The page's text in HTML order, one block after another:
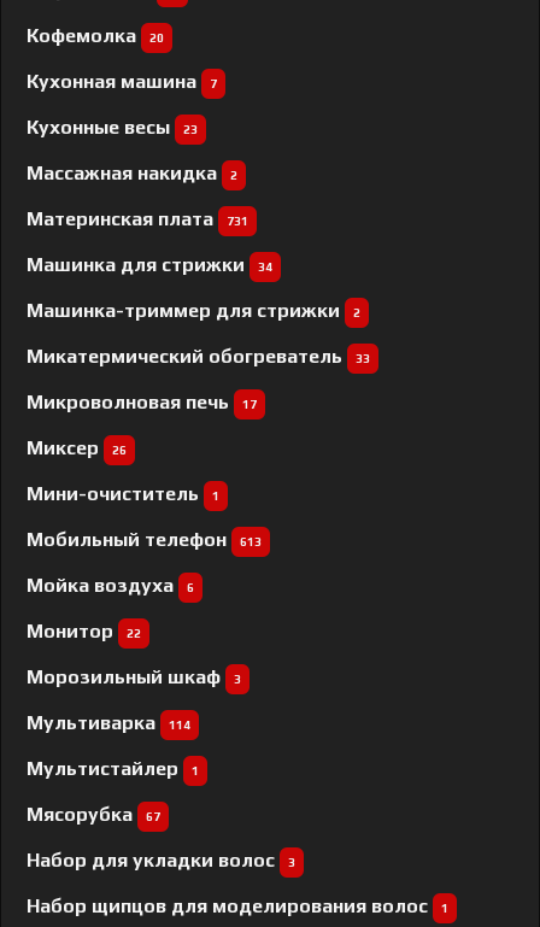
Кофемолка 20
Кухонная машина 7
Кухонные весы 23
Массажная накидка 2
Материнская плата 731
Машинка для стрижки 34
Машинка-триммер для стрижки 2
Микатермический обогреватель 33
Микроволновая печь 17
Миксер 26
Мини-очиститель 1
Мобильный телефон 613
Мойка воздуха 6
Монитор 22
Морозильный шкаф 3
Мультиварка 114
Мультистайлер 1
Мясорубка 67
Набор для укладки волос 3
Набор щипцов для моделирования волос 1